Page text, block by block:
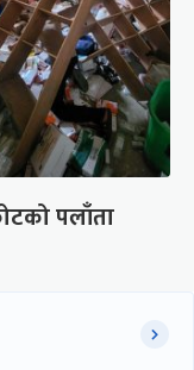
पलाँता